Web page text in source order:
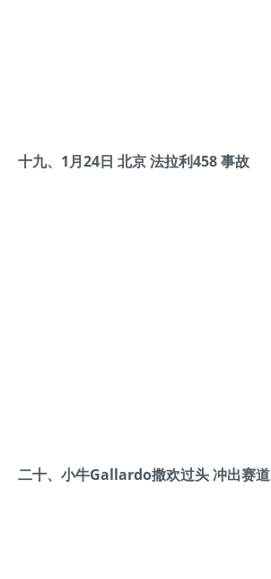
十九、1月24日 北京 法拉利458 事故
二十、小牛Gallardo撒欢过头 冲出赛道